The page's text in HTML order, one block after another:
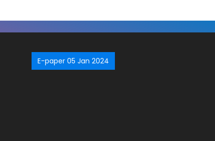
E-paper 05 Jan 2024